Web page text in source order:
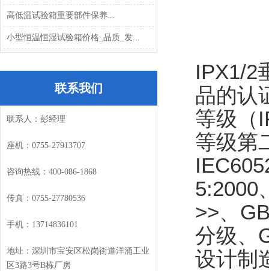
高低温试验箱重要部件保养...
小型恒温恒湿试验箱价格_品质_发...
联系我们
联系人：彭经理
座机： 0755-27913707
咨询热线： 400-086-1868
传真： 0755-27780536
手机： 13714836101
地址：深圳市宝安区松岗街道洋涌工业
区3路3号B栋厂房
IPX1/2
品的认
等级（
等级第
5:2000
>>、
分级、
设计制